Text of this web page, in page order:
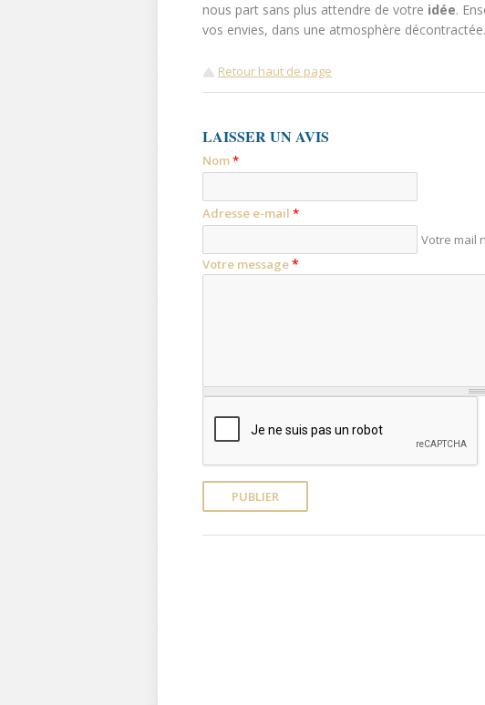
nous part sans plus attendre de votre idée.
vos envies, dans une atmosphère
Retour haut de page
LAISSER UN AVIS
Nom*
Adresse e-mail *
Votre mail
Votre message*